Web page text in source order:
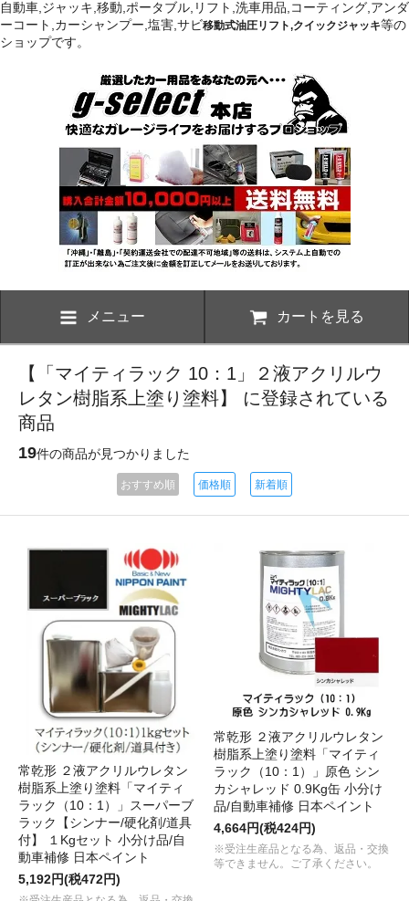
自動車,ジャッキ,移動,ポータブル,リフト,洗車用品,コーティング,アンダ
ーコート,カーシャンプー,塩害,サビ移動式油圧リフト,クイックジャッキ等の
ショップです。
メニュー カートを見る
【「マイティラック 10：1」２液アクリルウ
レタン樹脂系上塗り塗料】 に登録されている
商品
19件の商品が見つかりました
おすすめ順 価格順 新着順
常乾形 ２液アクリルウレタン
樹脂系上塗り塗料「マイティ
ラック（10：1）」スーパーブ
ラック【シンナー/硬化剤/道具
付】 １Kgセット 小分け品/自
動車補修 日本ペイント
5,192円(税472円)
常乾形 ２液アクリルウレタン
樹脂系上塗り塗料「マイティ
ラック（10：1）」原色 シン
カシャレッド 0.9Kg缶 小分け
品/自動車補修 日本ペイント
4,664円(税424円)
※受注生産品となる為、返品・交換
等できません。ご了承ください。